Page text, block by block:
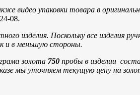
видео упаковки товара в
08.
изделия. Поскольку все изделия
и в меньшую стороны.
золота 750 пробы в изделии
мы уточняем текущую цену на